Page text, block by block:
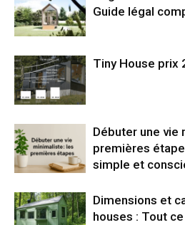
Guide légal
Tiny House prix
Débuter une vie
premières
simple et
Dimensions et
houses : Tout